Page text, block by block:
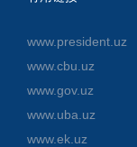
www.president.uz
www.cbu.uz
www.gov.uz
www.uba.uz
www.ek.uz